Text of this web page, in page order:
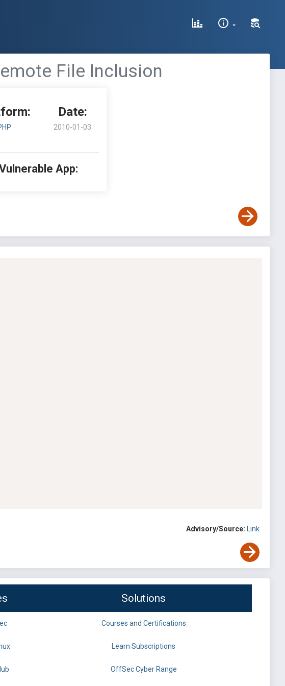
File Inclusion
Date:
2010-01-03
App:
Advisory/Source: Link
Solutions
Courses and Certifications
Learn Subscriptions
OffSec Cyber Range